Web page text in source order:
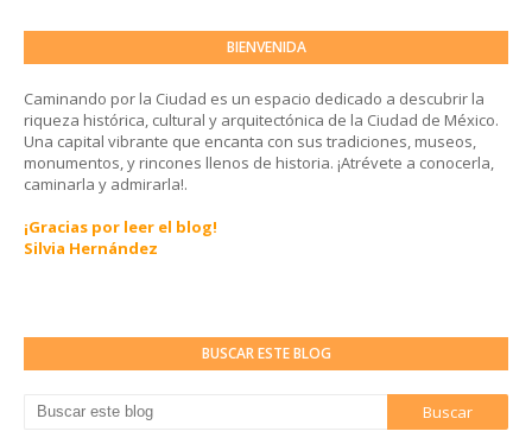
BIENVENIDA
Caminando por la Ciudad es un espacio dedicado a descubrir la
riqueza histórica, cultural y arquitectónica de la Ciudad de México.
Una capital vibrante que encanta con sus tradiciones, museos,
monumentos, y rincones llenos de historia. ¡Atrévete a conocerla,
caminarla y admirarla!.
¡Gracias por leer el blog!
Silvia Hernández
BUSCAR ESTE BLOG